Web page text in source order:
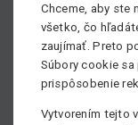
Pohon
Chceme, aby ste
všetko, čo
zaujímať. Preto
Súbory cookie sa
prispôsobenie
Vytvorením tejto